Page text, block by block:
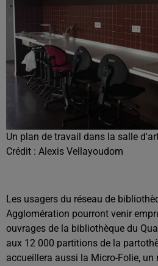
Un plan de travail dans la salle
Crédit : Alexis Vellayoudom
Les usagers du réseau de
Agglomération pourront venir
ouvrages de la bibliothèque du
aux 12 000 partitions de la
accueillera aussi la Micro-Folie,